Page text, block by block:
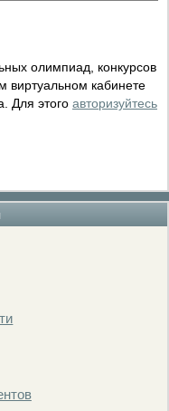
олимпиад, конкурсов
виртуальном кабинете
Для этого авторизуйтесь